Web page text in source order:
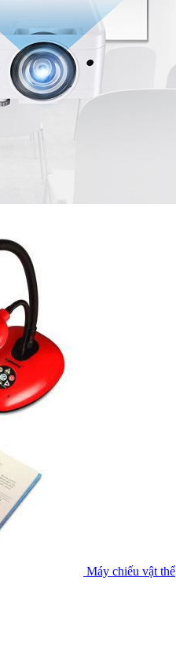
Máy chiếu vật thể